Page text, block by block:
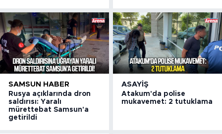
SAMSUN HABER
Rusya açıklarında dron
saldırısı: Yaralı
mürettebat Samsun'a
getirildi
ASAYIŞ
Atakum'da polise
mukavemet: 2 tutuklama